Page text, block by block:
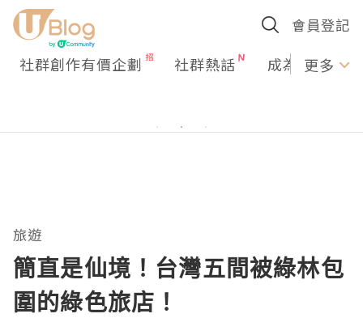
會員登記
社群創作有價企劃 社群熱話 成為U更多
旅遊
簡直是仙境！台灣五間被綠林包
圍的綠色旅店！